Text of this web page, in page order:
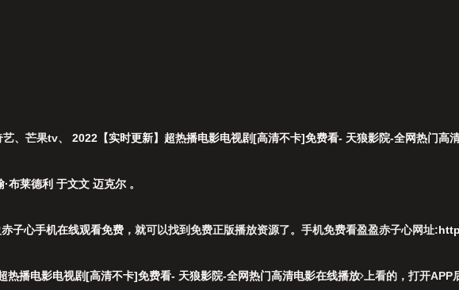
艺、 芒果tv、 2022【实时更新】超热播电影电视剧[高清不卡]免费看- 天狼影院-全网热门高
·布莱德利 于文文 迈克尔 。
子心手机在线观看免费 ，就可以找到免费正版播放资源了。手机免费看盈盈赤子心网址:
热播电影电视剧[高清不卡]免费看- 天狼影院-全网热门高清电影在线播放
上看的，打开APP